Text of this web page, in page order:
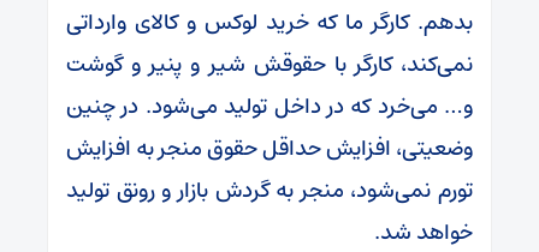
بدهم. کارگر ما که خرید لوکس و کالای وارداتی
نمی‌کند، کارگر با حقوقش شیر و پنیر و گوشت
و… می‌خرد که در داخل تولید می‌شود. در چنین
وضعیتی، افزایش حداقل حقوق منجر به افزایش
تورم نمی‌شود، منجر به گردش بازار و رونق تولید
خواهد شد.